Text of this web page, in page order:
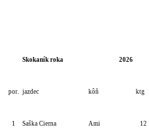
Skokaník roka 2026
por. jazdec kôň ktg
1 Saška Cierna Ami 12